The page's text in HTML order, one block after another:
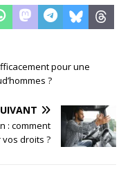
pour une
?
: comment
droits ?